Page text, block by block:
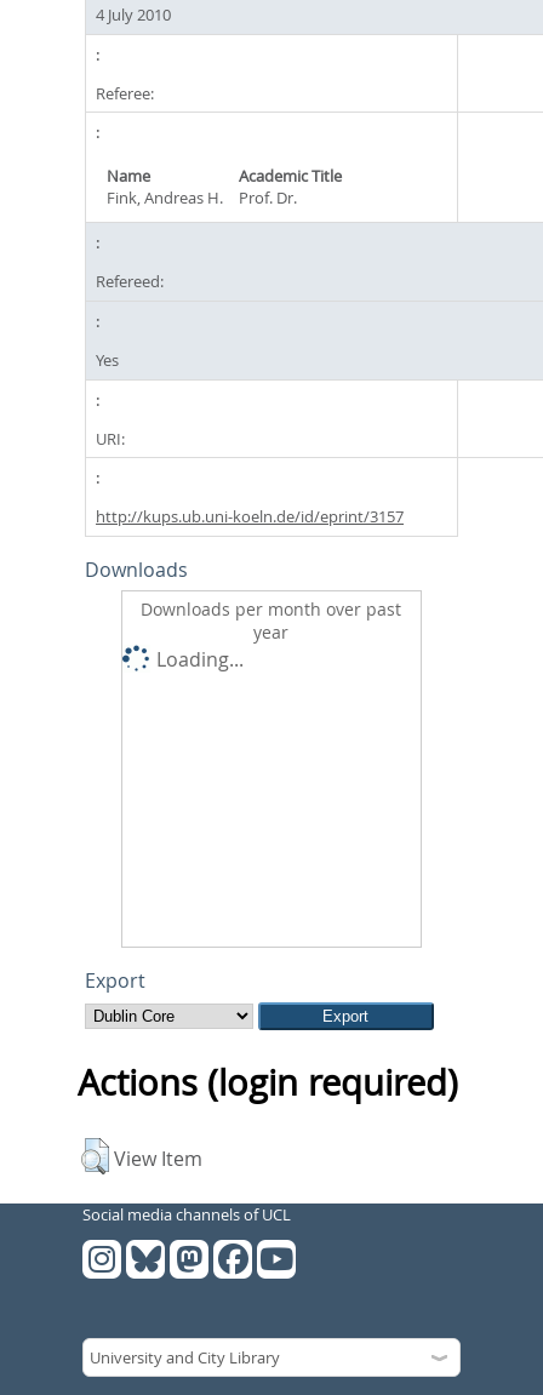
4 July 2010
Referee:
Name
Academic Title
Fink, Andreas H.
Prof. Dr.
Refereed:
Yes
URI:
http://kups.ub.uni-koeln.de/id/eprint/3157
Downloads
Downloads per month over past
year
Loading...
Export
Actions (login required)
View Item
Social media channels of UCL